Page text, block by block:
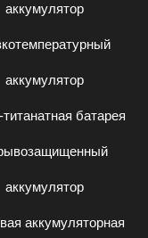
аккумулятор
аккумулятор
батарея
аккумулятор
аккумуляторная